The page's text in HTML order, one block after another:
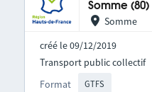
Somme (80)
Somme
créé le 09/12/2019
Format GTFS
Transport public collectif